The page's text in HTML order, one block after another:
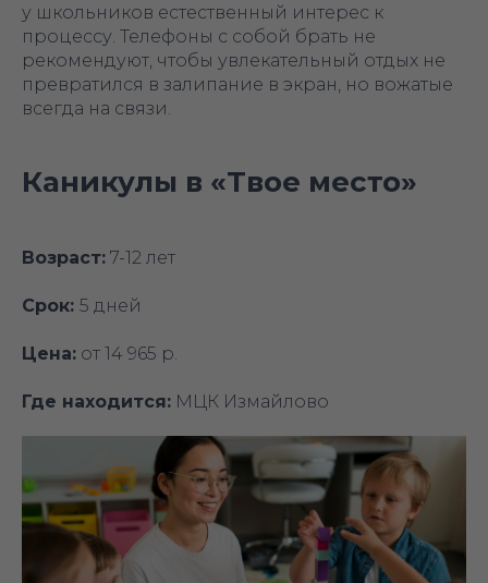
у школьников естественный интерес к
процессу. Телефоны с собой брать не
рекомендуют, чтобы увлекательный отдых не
превратился в залипание в экран, но вожатые
всегда на связи.
Каникулы в «‎Твое место»
Возраст: 7-12 лет
Срок: 5 дней
Цена: от 14 965 р.
Где находится: МЦК Измайлово